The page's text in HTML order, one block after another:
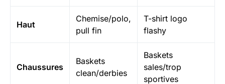
Haut
Chemise/polo,
pull fin
T-shirt logo
flashy
Chaussures
Baskets
clean/derbies
Baskets
sales/trop
sportives